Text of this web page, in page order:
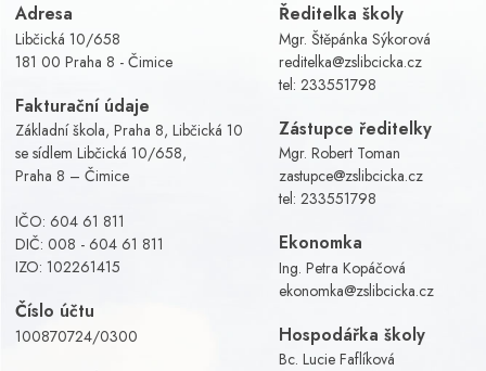
Adresa
Libčická 10/658
181 00 Praha 8 - Čimice
Fakturační údaje
Základní škola, Praha 8, Libčická 10
se sídlem Libčická 10/658,
Praha 8 – Čimice
IČO: 604 61 811
DIČ: 008 - 604 61 811
IZO: 102261415
Číslo účtu
100870724/0300
Ředitelka školy
Mgr. Štěpánka Sýkorová
reditelka@zslibcicka.cz
tel: 233551798
Zástupce ředitelky
Mgr. Robert Toman
zastupce@zslibcicka.cz
tel: 233551798
Ekonomka
Ing. Petra Kopáčová
ekonomka@zslibcicka.cz
Hospodářka školy
Bc. Lucie Faflíková